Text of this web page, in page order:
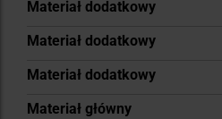
Materiał dodatkowy
Materiał dodatkowy
Materiał dodatkowy
Materiał główny